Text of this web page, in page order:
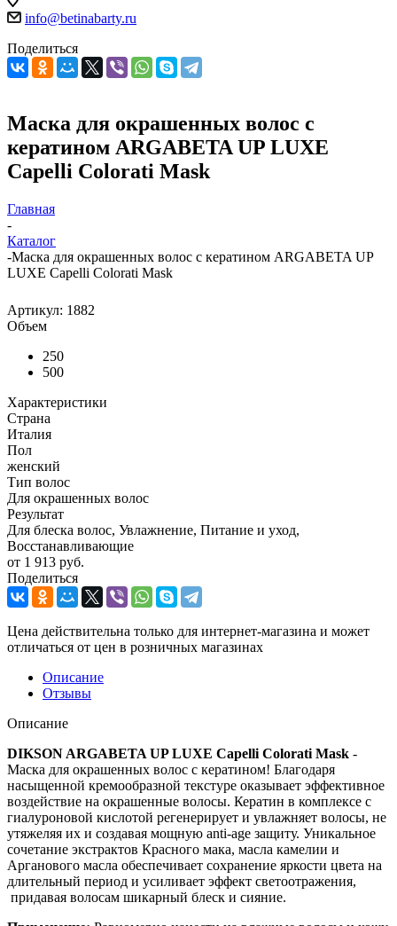
info@betinabarty.ru
Поделиться
Маска для окрашенных волос с
кератином ARGABETA UP LUXE
Capelli Colorati Mask
Главная
-
Каталог
-Маска для окрашенных волос с кератином ARGABETA UP
LUXE Capelli Colorati Mask
Артикул: 1882
Объем
250
500
Характеристики
Страна
Италия
Пол
женский
Тип волос
Для окрашенных волос
Результат
Для блеска волос, Увлажнение, Питание и уход,
Восстанавливающие
от 1 913 руб.
Поделиться
Цена действительна только для интернет-магазина и может
отличаться от цен в розничных магазинах
Описание
Отзывы
Описание
DIKSON ARGABETA UP LUXE Capelli Colorati Mask -
Маска для окрашенных волос с кератином! Благодаря
насыщенной кремообразной текстуре оказывает эффективное
воздействие на окрашенные волосы. Кератин в комплексе с
гиалуроновой кислотой регенерирует и увлажняет волосы, не
утяжеляя их и создавая мощную anti-age защиту. Уникальное
сочетание экстрактов Красного мака, масла камелии и
Арганового масла обеспечивает сохранение яркости цвета на
длительный период и усиливает эффект светоотражения,
придавая волосам шикарный блеск и сияние.